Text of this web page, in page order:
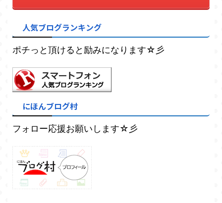
人気ブログランキング
ポチっと頂けると励みになります☆彡
にほんブログ村
フォロー応援お願いします☆彡